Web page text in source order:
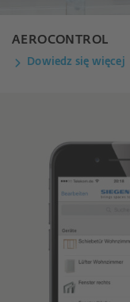
AEROCONTROL
Dowiedz się więcej